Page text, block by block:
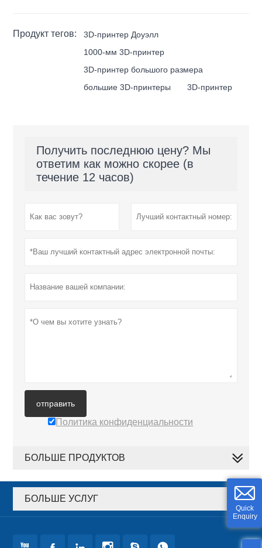
Quick
Enquiry
Продукт тегов:
3D-принтер Доуэлл
1000-мм 3D-принтер
3D-принтер большого размера
большие 3D-принтеры
3D-принтер
Получить последнюю цену? Мы
ответим как можно скорее (в
течение 12 часов)
отправить
Политика конфиденциальности
БОЛЬШЕ ПРОДУКТОВ
БОЛЬШЕ УСЛУГ